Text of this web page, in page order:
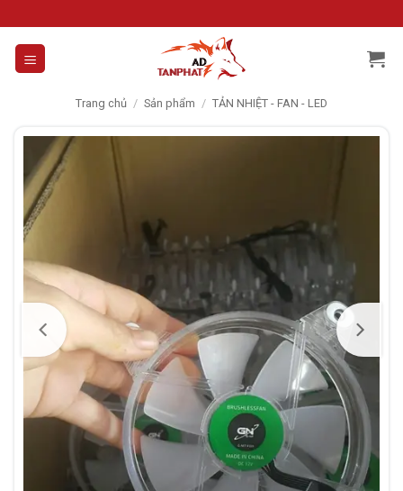
to
content
Trang chủ / Sản phẩm / TẢN NHIỆT - FAN - LED